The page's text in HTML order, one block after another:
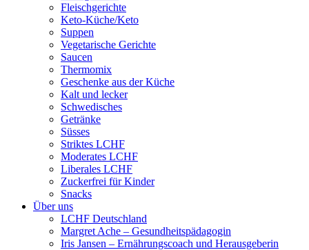
Fleischgerichte
Keto-Küche/Keto
Suppen
Vegetarische Gerichte
Saucen
Thermomix
Geschenke aus der Küche
Kalt und lecker
Schwedisches
Getränke
Süsses
Striktes LCHF
Moderates LCHF
Liberales LCHF
Zuckerfrei für Kinder
Snacks
Über uns
LCHF Deutschland
Margret Ache – Gesundheitspädagogin
Iris Jansen – Ernährungscoach und Herausgeberin